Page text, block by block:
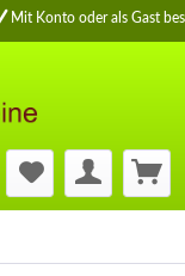
Mit Konto oder als Gast